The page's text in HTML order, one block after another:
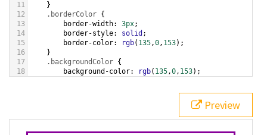
11
}
12
.borderColor {
13
border-width: 3px;
14
border-style: solid ;
15
border-color: rgb( 135,0, 153);
16
}
17
.backgroundColor {
18
background-color: rgb( 135,0, 153);
bottom ,
white, rgb(135,0,153));
Preview